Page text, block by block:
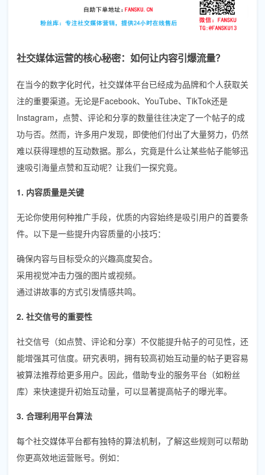
社交媒体运营的核心秘密：如何让内容引爆流量？
在当今的数字化时代，社交媒体平台已经成为品牌和个人获取关
注的重要渠道。无论是Facebook、YouTube、TikTok还是
Instagram，点赞、评论和分享的数量往往决定了一个帖子的成
功与否。然而，许多用户发现，即使他们付出了大量努力，仍然
难以获得理想的互动数据。那么，究竟是什么让某些帖子能够迅
速吸引海量点赞和互动呢？让我们一探究竟。
1. 内容质量是关键
无论你使用何种推广手段，优质的内容始终是吸引用户的首要条
件。以下是一些提升内容质量的小技巧：
确保内容与目标受众的兴趣高度契合。
采用视觉冲击力强的图片或视频。
通过讲故事的方式引发情感共鸣。
2. 社交信号的重要性
社交信号（如点赞、评论和分享）不仅能提升帖子的可见性，还
能增强其可信度。研究表明，拥有较高初始互动量的帖子更容易
被算法推荐给更多用户。因此，借助专业的服务平台（如粉丝
库）来快速提升初始互动量，可以显著提高帖子的曝光率。
3. 合理利用平台算法
每个社交媒体平台都有独特的算法机制，了解这些规则可以帮助
你更高效地运营账号。例如：